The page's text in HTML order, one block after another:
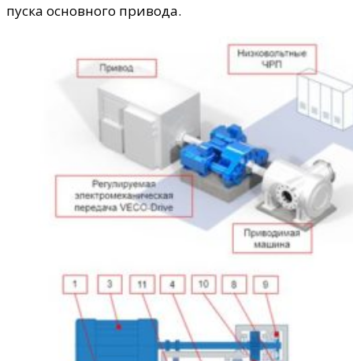
пуска основного привода.